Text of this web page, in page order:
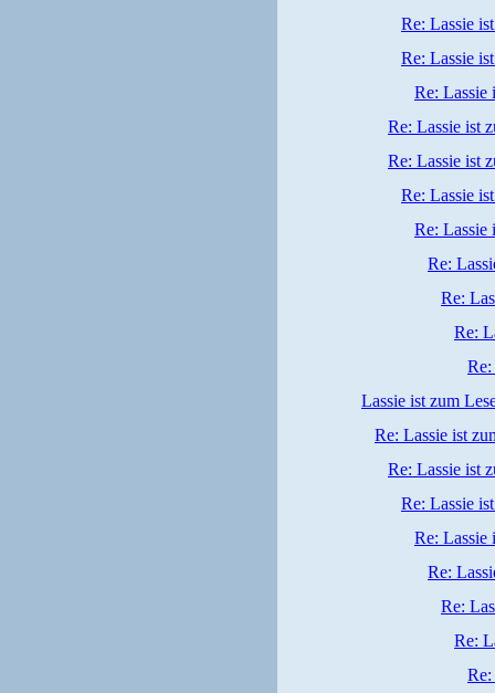
Re: Lassie
Re: Lassie
Re: Lassie
Re: Lassie ist
Re: Lassie ist
Re: Lassie
Re: Lassie
Re:
Re:
Re:
Lassie ist zum
Re: Lassie ist
Re: Lassie ist
Re: Lassie
Re: Lassie
Re:
Re:
Re:
Re: